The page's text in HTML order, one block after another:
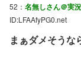
52： 名無しさん＠実
ID:LFAAfyPG0.net
まぁダメそうな